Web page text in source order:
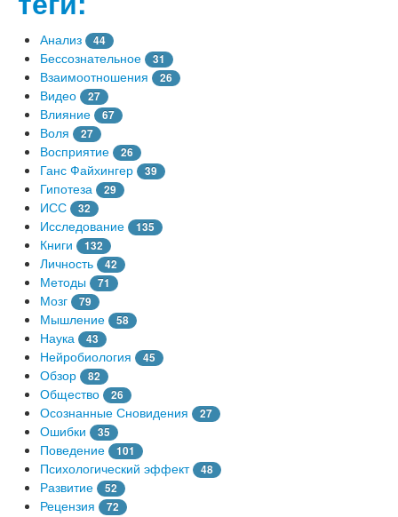
Анализ 44
Бессознательное 31
Взаимоотношения 26
Видео 27
Влияние 67
Воля 27
Восприятие 26
Ганс Файхингер 39
Гипотеза 29
ИСС 32
Исследование 135
Книги 132
Личность 42
Методы 71
Мозг 79
Мышление 58
Наука 43
Нейробиология 45
Обзор 82
Общество 26
Осознанные Сновидения 27
Ошибки 35
Поведение 101
Психологический эффект 48
Развитие 52
Рецензия 72